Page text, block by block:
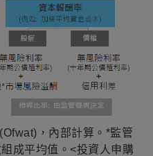
，內部計算。*監管
成平均值。<投資人申購